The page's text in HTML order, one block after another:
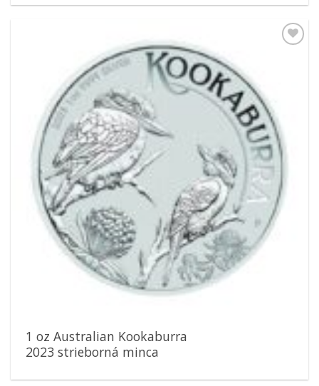
1 oz Australian Kookaburra
2023 strieborná minca